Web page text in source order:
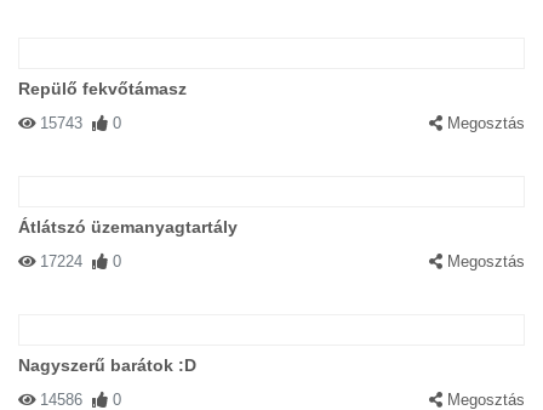
Repülő fekvőtámasz
15743 0 Megosztás
Átlátszó üzemanyagtartály
17224 0 Megosztás
Nagyszerű barátok :D
14586 0 Megosztás